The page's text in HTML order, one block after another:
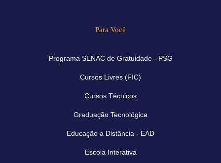
Para Você
Programa SENAC de Gratuidade - PSG
Cursos Livres (FIC)
Cursos Técnicos
Graduação Tecnológica
Educação a Distância - EAD
Escola Interativa